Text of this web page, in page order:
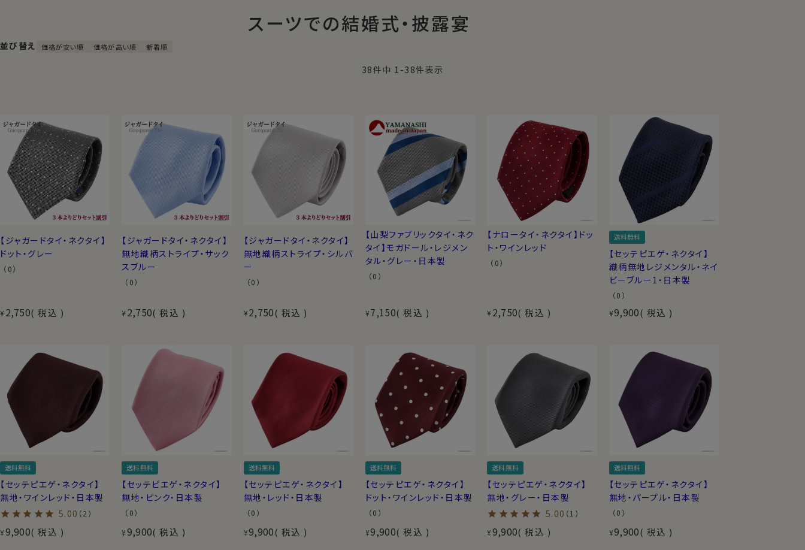
スーツでの結婚式・披露宴
並び替え 価格が安い順 価格が高い順 新着順
38件中 1 -38件表示
【ジャガードタイ・ネクタイ】
ドット・グレー
（0）
¥ 2,750 税込
【ジャガードタイ・ネクタイ】
無地織柄ストライプ・サック
スブルー
（0）
¥ 2,750 税込
【ジャガードタイ・ネクタイ】
無地織柄ストライプ・シルバ
ー
（0）
¥2,750 税込
【山梨ファブリックタイ・ネク
タイ】モガドール・レジメン
タル・グレー・日本製
（0）
¥7,150 税込
【ナロータイ・ネクタイ】ドッ
ト・ワインレッド
（0）
¥ 2,750 税込
送料無料
【セッテピエゲ・ネクタイ】
織柄無地レジメンタル・ネイ
ビーブルー1・日本製
（0）
¥9,900 税込
送料無料
【セッテピエゲ・ネクタイ】
無地・ワインレッド・日本製
5.00 （2）
¥9,900 税込
送料無料
【セッテピエゲ・ネクタイ】
無地・ピンク・日本製
（0）
¥9,900 税込
送料無料
【セッテピエゲ・ネクタイ】
無地・レッド・日本製
（0）
¥9,900 税込
送料無料
【セッテピエゲ・ネクタイ】
ドット・ワインレッド・日本製
（0）
¥9,900 税込
送料無料
【セッテピエゲ・ネクタイ】
無地・グレー・日本製
5.00 （1）
¥9,900 税込
送料無料
【セッテピエゲ・ネクタイ】
無地・パープル・日本製
（0）
¥9,900 税込